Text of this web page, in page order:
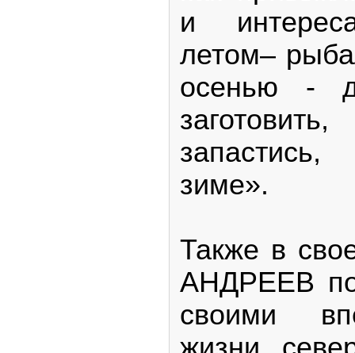
и
летом–
осенью -
запастись,
зиме».
Также в
АНДРЕЕВ
своими